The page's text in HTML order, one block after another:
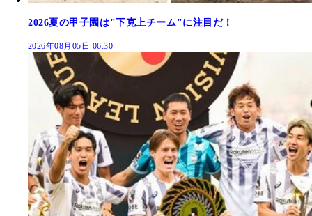
2026夏の甲子園は"下克上チーム"に注目だ！
2026年08月05日 06:30